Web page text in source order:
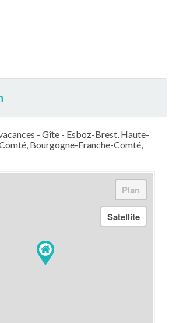
- Gîte - Esboz-Brest, Haute-
Bourgogne-Franche-Comté,